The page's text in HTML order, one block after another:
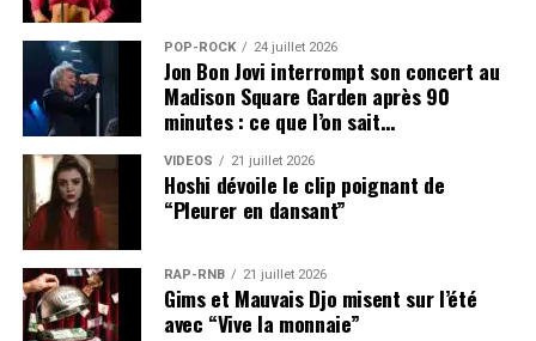
POP-ROCK 24 juillet 2026
Jon Bon Jovi interrompt son concert au
Madison Square Garden après 90
minutes : ce que l’on sait…
VIDEOS 21 juillet 2026
Hoshi dévoile le clip poignant de
“Pleurer en dansant”
RAP-RNB 21 juillet 2026
Gims et Mauvais Djo misent sur l’été
avec “Vive la monnaie”